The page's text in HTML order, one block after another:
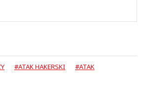
#ATAK HAKERSKI
#ATAK